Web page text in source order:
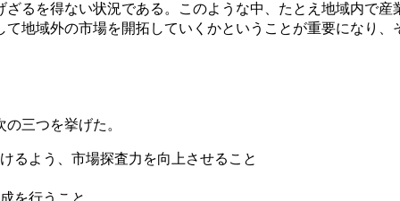
るを得ない状況である。このような中、たとえ地域内で
地域外の市場を開拓していくかということが重要になり
三つを挙げた。
るよう、市場探査力を向上させること
を行うこと